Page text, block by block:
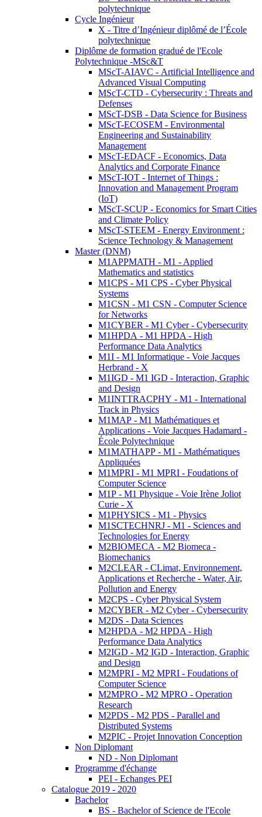
polytechnique
Cycle Ingénieur
X - Titre d’Ingénieur diplômé de l’École
polytechnique
Diplôme de formation gradué de l'Ecole
Polytechnique -MSc&T
MScT-AIAVC - Artificial Intelligence and
Advanced Visual Computing
MScT-CTD - Cybersecurity : Threats and
Defenses
MScT-DSB - Data Science for Business
MScT-ECOSEM - Environmental
Engineering and Sustainability
Management
MScT-EDACF - Economics, Data
Analytics and Corporate Finance
MScT-IOT - Internet of Things :
Innovation and Management Program
(IoT)
MScT-SCUP - Economics for Smart Cities
and Climate Policy
MScT-STEEM - Energy Environment :
Science Technology & Management
Master (DNM)
M1APPMATH - M1 - Applied
Mathematics and statistics
M1CPS - M1 CPS - Cyber Physical
Systems
M1CSN - M1 CSN - Computer Science
for Networks
M1CYBER - M1 Cyber - Cybersecurity
M1HPDA - M1 HPDA - High
Performance Data Analytics
M1I - M1 Informatique - Voie Jacques
Herbrand - X
M1IGD - M1 IGD - Interaction, Graphic
and Design
M1INTTRACPHY - M1 - International
Track in Physics
M1MAP - M1 Mathématiques et
Applications - Voie Jacques Hadamard -
École Polytechnique
M1MATHAPP - M1 - Mathématiques
Appliquées
M1MPRI - M1 MPRI - Foudations of
Computer Science
M1P - M1 Physique - Voie Irène Joliot
Curie - X
M1PHYSICS - M1 - Physics
M1SCTECHNRJ - M1 - Sciences and
Technologies for Energy
M2BIOMECA - M2 Biomeca -
Biomechanics
M2CLEAR - CLimat, Environnement,
Applications et Recherche - Water, Air,
Pollution and Energy
M2CPS - Cyber Physical System
M2CYBER - M2 Cyber - Cybersecurity
M2DS - Data Sciences
M2HPDA - M2 HPDA - High
Performance Data Analytics
M2IGD - M2 IGD - Interaction, Graphic
and Design
M2MPRI - M2 MPRI - Foudations of
Computer Science
M2MPRO - M2 MPRO - Operation
Research
M2PDS - M2 PDS - Parallel and
Distributed Systems
M2PIC - Projet Innovation Conception
Non Diplomant
ND - Non Diplomant
Programme d'échange
PEI - Echanges PEI
Catalogue 2019 - 2020
Bachelor
BS - Bachelor of Science de l'Ecole